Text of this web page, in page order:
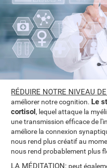
RÉDUIRE NOTRE NIVEAU
améliorer notre cognition. Le
cortisol, lequel attaque la
une transmission efficace de
améliore la connexion
nous rend plus créatif au
nous rend probablement plus
LA MÉDITATION: peut